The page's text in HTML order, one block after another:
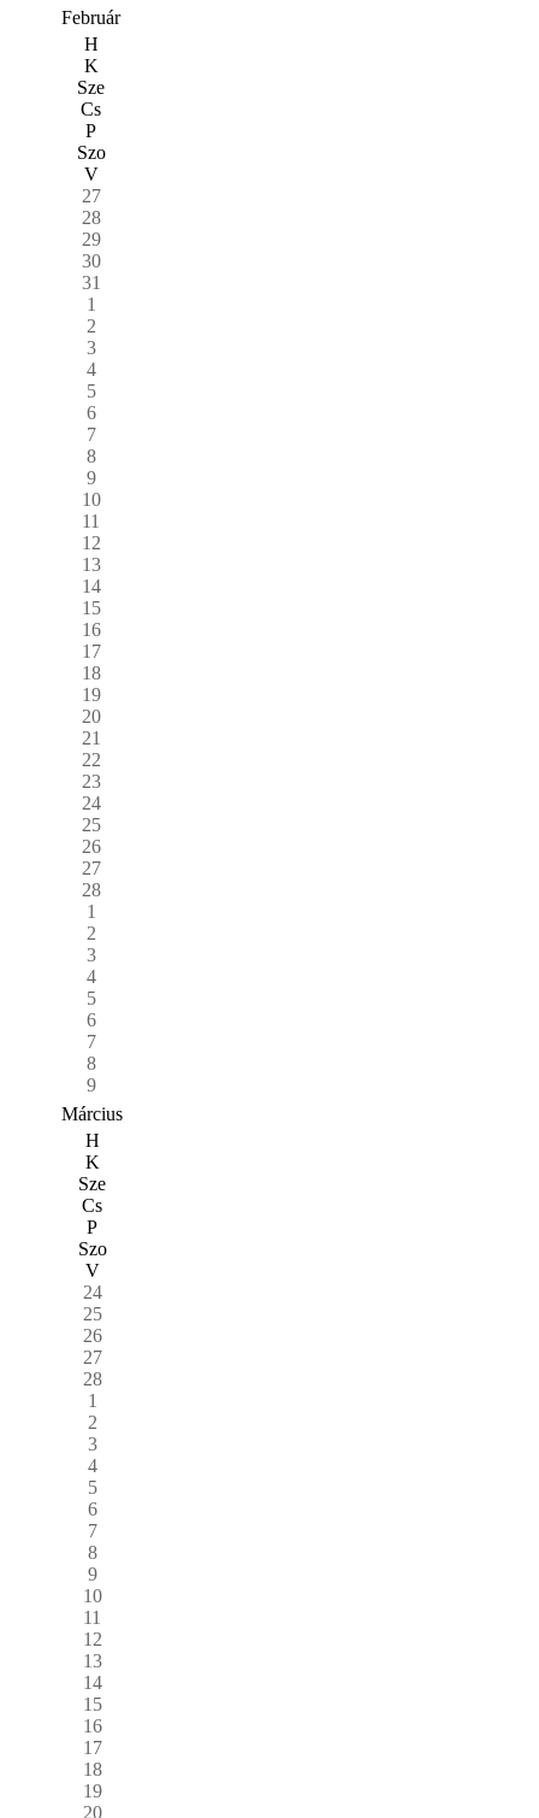
Február
H
K
Sze
Cs
P
Szo
V
27
28
29
30
31
1
2
3
4
5
6
7
8
9
10
11
12
13
14
15
16
17
18
19
20
21
22
23
24
25
26
27
28
1
2
3
4
5
6
7
8
9
Március
H
K
Sze
Cs
P
Szo
V
24
25
26
27
28
1
2
3
4
5
6
7
8
9
10
11
12
13
14
15
16
17
18
19
20